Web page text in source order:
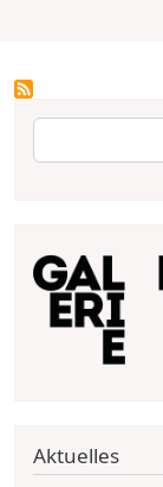
Suche
Aktuelles